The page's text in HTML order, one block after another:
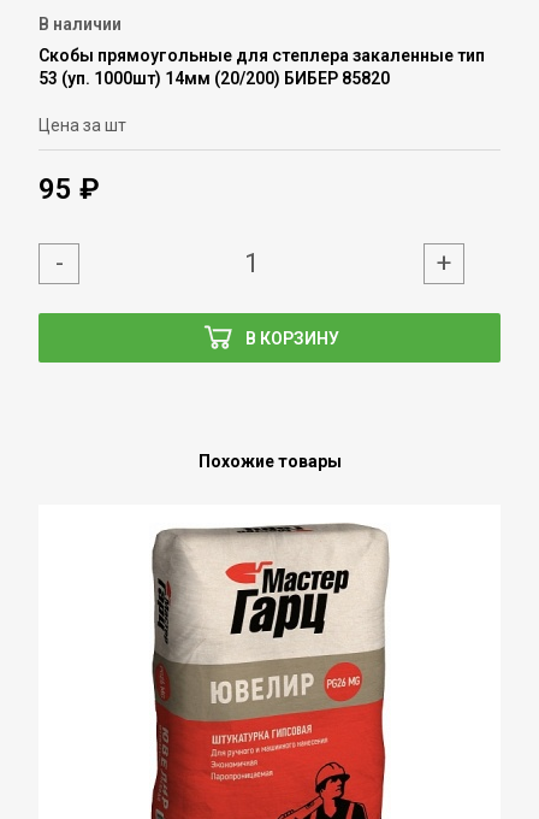
В наличии
Скобы прямоугольные для степлера закаленные тип
53 (уп. 1000шт) 14мм (20/200) БИБЕР 85820
Цена за шт
95 ₽
В КОРЗИНУ
- +
Похожие товары